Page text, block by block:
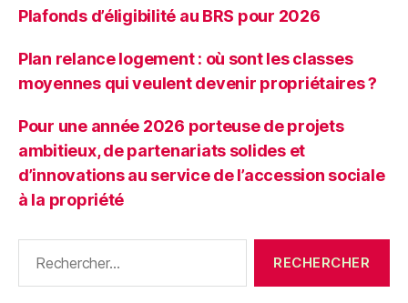
Plafonds d’éligibilité au BRS pour 2026
Plan relance logement : où sont les classes
moyennes qui veulent devenir propriétaires ?
Pour une année 2026 porteuse de projets
ambitieux, de partenariats solides et
d’innovations au service de l’accession sociale
à la propriété